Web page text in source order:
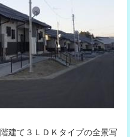
て３ＬＤＫタイプの全景写